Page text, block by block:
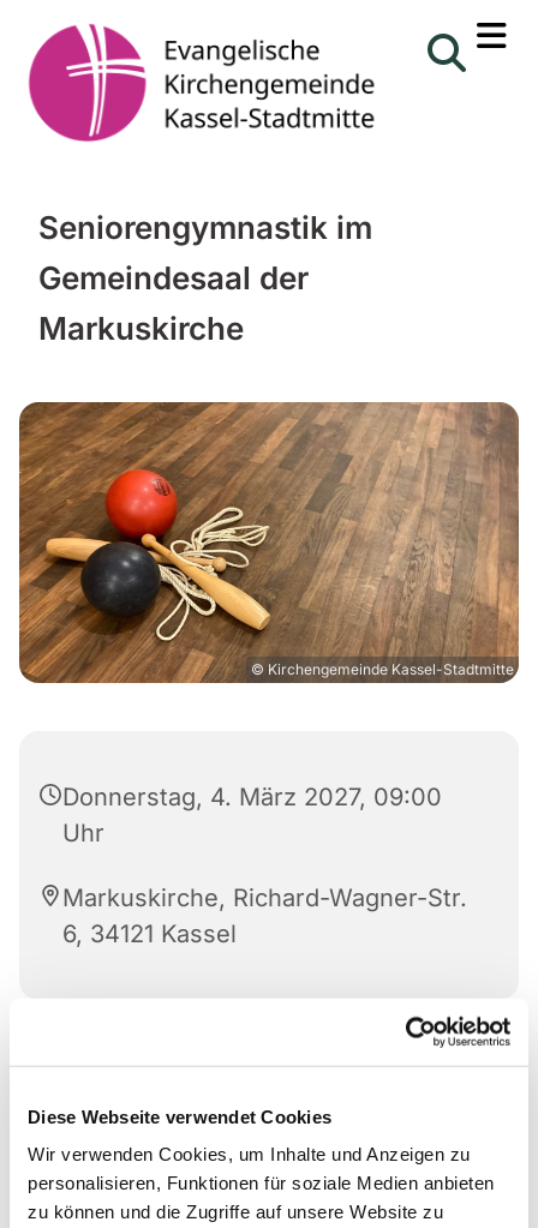
Diese Webseite verwendet Cookies
Wir verwenden Cookies, um Inhalte und Anzeigen zu
personalisieren, Funktionen für soziale Medien anbieten
zu können und die Zugriffe auf unsere Website zu
Seniorengymnastik im
Gemeindesaal der
Markuskirche
© Kirchengemeinde Kassel-Stadtmitte
Donnerstag, 4. März 2027, 09:00
Uhr
Markuskirche, Richard-Wagner-Str.
6, 34121 Kassel
Sich gemeinsam bewegen, auch im hohen Alter
fröhlicher Gemeinschaft: Hierzu trifft sich die
Seniorengymnastik im Gemeindesaal der
Markuskirche. Die Gruppe freut sich über
Menschen, die Lust haben, mitzumachen.